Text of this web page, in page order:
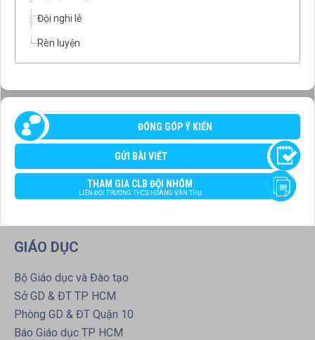
Đội nghi lễ
Rèn luyện
ĐÓNG GÓP Ý KIẾN
GỬI BÀI VIẾT
THAM GIA CLB ĐỘI NHÓM
LIÊN ĐỘI TRƯỜNG THCS HOÀNG VĂN THỤ
GIÁO DỤC
Bộ Giáo dục và Đào tạo
Sở GD & ĐT TP HCM
Phòng GD & ĐT Quận 10
Báo Giáo dục TP HCM